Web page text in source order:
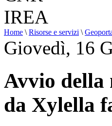
Home \ Risorse e servizi \
Giovedì, 16
Avvio della
da Xylella